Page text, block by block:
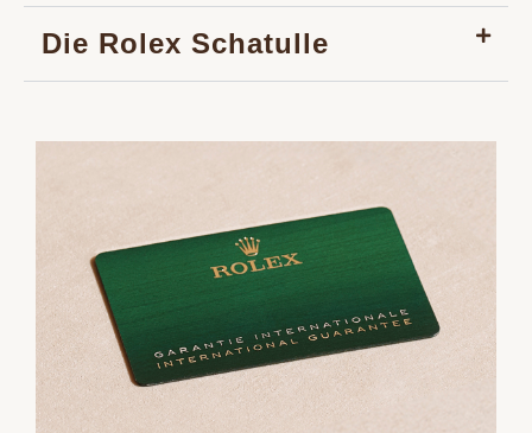
Die Rolex Schatulle